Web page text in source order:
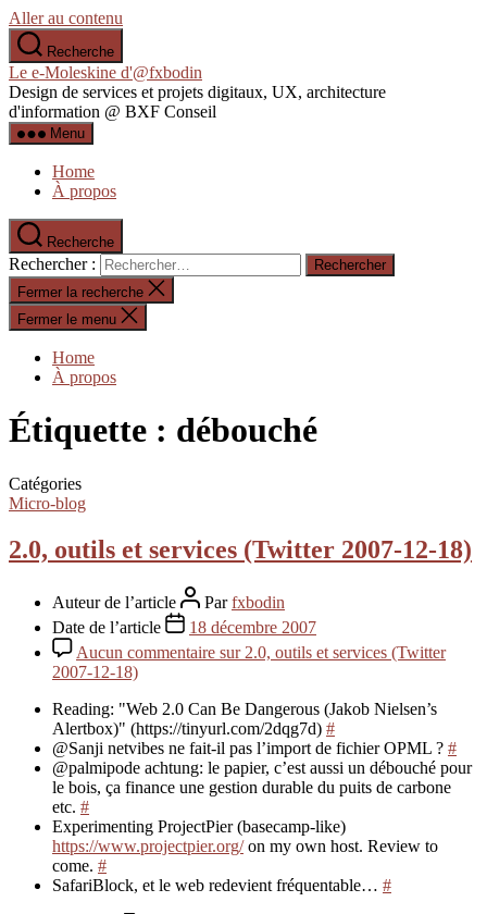
Aller au contenu
Recherche
Le e-Moleskine d'@fxbodin
Design de services et projets digitaux, UX, architecture
d'information @ BXF Conseil
Menu
Home
À propos
Recherche
Rechercher :
Fermer la recherche
Fermer le menu
Home
À propos
Étiquette : débouché
Catégories
Micro-blog
2.0, outils et services (Twitter 2007-12-18)
Auteur de l’article Parfxbodin
Date de l’article
18 décembre 2007
Aucun commentaire sur 2.0, outils et services (Twitter
2007-12-18)
Reading: "Web 2.0 Can Be Dangerous (Jakob Nielsen’s
Alertbox)" (https://tinyurl.com/2dqg7d) #
@Sanji netvibes ne fait-il pas l’import de fichier OPML ? #
@palmipode achtung: le papier, c’est aussi un débouché pour
le bois, ça finance une gestion durable du puits de carbone
etc. #
Experimenting ProjectPier (basecamp-like)
https://www.projectpier.org/on my own host. Review to
come. #
SafariBlock, et le web redevient fréquentable… #